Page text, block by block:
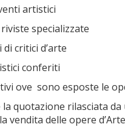
artistici
specializzate
critici d’arte
conferiti
ove sono esposte le
la quotazione rilasciata da
vendita delle opere